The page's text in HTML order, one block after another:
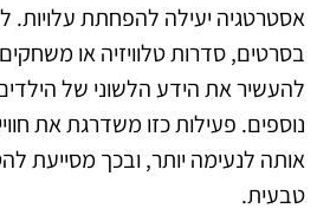
אסטרטגיה יעילה להפחתת עלויות.
בסרטים, סדרות טלוויזיה או
להעשיר את הידע הלשוני של
נוספים. פעילות כזו משדרגת את
אותה לנעימה יותר, ובכך מסייעת
טבעית.